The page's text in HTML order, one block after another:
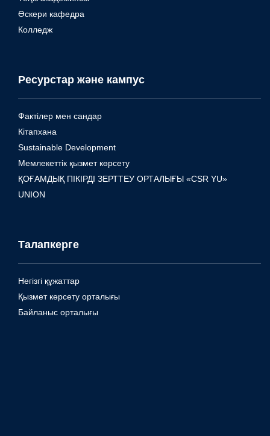
Әскери кафедра
Колледж
Ресурстар және кампус
Фактілер мен сандар
Кітапхана
Sustainable Development
Мемлекеттік қызмет көрсету
ҚОҒАМДЫҚ ПІКІРДІ ЗЕРТТЕУ ОРТАЛЫҒЫ «CSR YU»
UNION
Талапкерге
Негізгі құжаттар
Қызмет көрсету орталығы
Байланыс орталығы